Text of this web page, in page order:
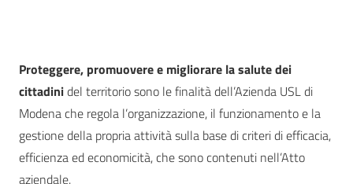
Proteggere, promuovere e migliorare la salute dei
cittadinidel territorio sono le finalità dell’Azienda USL di
Modena che regola l’organizzazione, il funzionamento e la
gestione della propria attività sulla base di criteri di efficacia,
efficienza ed economicità, che sono contenuti nell’Atto
aziendale.